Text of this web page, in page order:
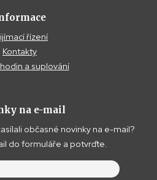
řízení
Kontakty
a suplování
na e-mail
občasné novinky na e-mail?
do formuláře a potvrďte.